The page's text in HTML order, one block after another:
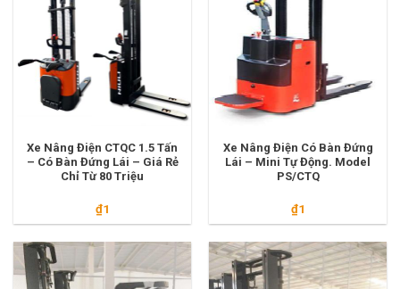
Xe Nâng Điện CTQC 1.5 Tấn
– Có Bàn Đứng Lái – Giá Rẻ
Chỉ Từ 80 Triệu
₫1
Xe Nâng Điện Có Bàn Đứng
Lái – Mini Tự Động. Model
PS/CTQ
₫1